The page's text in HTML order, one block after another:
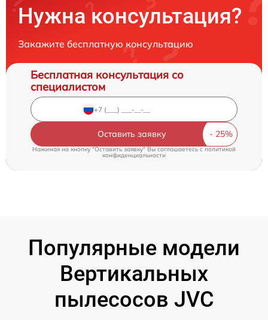
Нужна консультация?
Закажите бесплатную консультацию
Бесплатная консультация со
специалистом
Оставить заявку
Нажимая на кнопку "Оставить заявку" Вы соглашаетесь cполитикой
конфиденциальности
Популярные модели
Вертикальных
пылесосов JVC